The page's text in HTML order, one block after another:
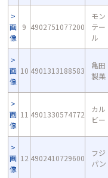
画
像
9 4902751077200
モン
テー
ル
画
像
10 4901313188583
亀田
製菓
画
像
11 4901330574772
カル
ビー
画
像
12 4902410729600
フジ
パン